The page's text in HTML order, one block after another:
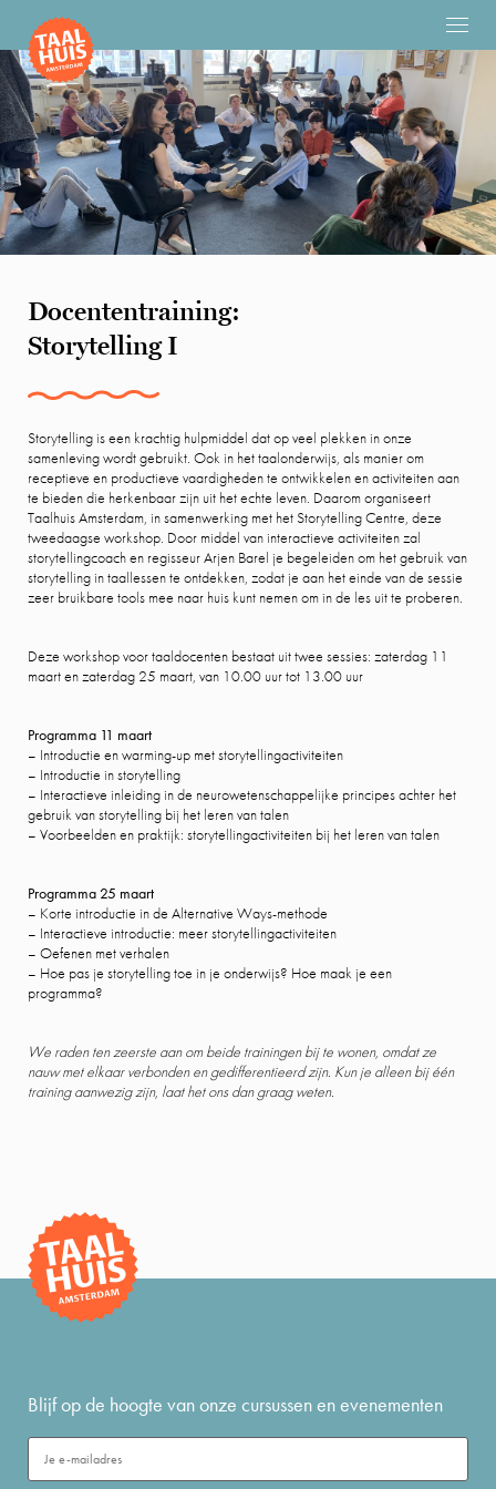
Docententraining:
Storytelling I
Storytelling is een krachtig hulpmiddel dat op veel plekken in onze
samenleving wordt gebruikt. Ook in het taalonderwijs, als manier om
receptieve en productieve vaardigheden te ontwikkelen en activiteiten aan
te bieden die herkenbaar zijn uit het echte leven. Daarom organiseert
Taalhuis Amsterdam, in samenwerking met het Storytelling Centre, deze
tweedaagse workshop. Door middel van interactieve activiteiten zal
storytellingcoach en regisseur Arjen Barel je begeleiden om het gebruik van
storytelling in taallessen te ontdekken, zodat je aan het einde van de sessie
zeer bruikbare tools mee naar huis kunt nemen om in de les uit te proberen.
Deze workshop voor taaldocenten bestaat uit twee sessies: zaterdag 11
maart en zaterdag 25 maart, van 10.00 uur tot 13.00 uur
Programma 11 maart
– Introductie en warming-up met storytellingactiviteiten
– Introductie in storytelling
– Interactieve inleiding in de neurowetenschappelijke principes achter het
gebruik van storytelling bij het leren van talen
– Voorbeelden en praktijk: storytellingactiviteiten bij het leren van talen
Programma 25 maart
– Korte introductie in de Alternative Ways-methode
– Interactieve introductie: meer storytellingactiviteiten
– Oefenen met verhalen
– Hoe pas je storytelling toe in je onderwijs? Hoe maak je een
programma?
We raden ten zeerste aan om beide trainingen bij te wonen, omdat ze
nauw met elkaar verbonden en gedifferentieerd zijn. Kun je alleen bij één
training aanwezig zijn, laat het ons dan graag weten.
Blijf op de hoogte van onze cursussen en evenementen